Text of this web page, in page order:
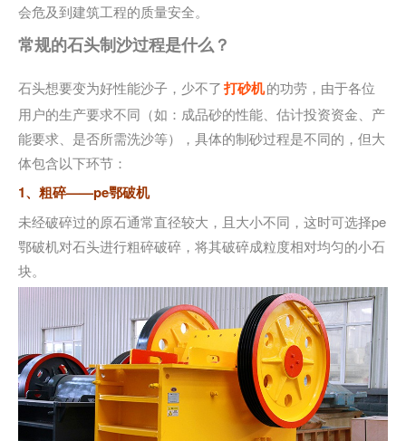
会危及到建筑工程的质量安全。
常规的石头制沙过程是什么？
石头想要变为好性能沙子，少不了打砂机的功劳，由于各位
用户的生产要求不同（如：成品砂的性能、估计投资资金、产
能要求、是否所需洗沙等），具体的制砂过程是不同的，但大
体包含以下环节：
1、粗碎——pe鄂破机
未经破碎过的原石通常直径较大，且大小不同，这时可选择pe
鄂破机对石头进行粗碎破碎，将其破碎成粒度相对均匀的小石
块。